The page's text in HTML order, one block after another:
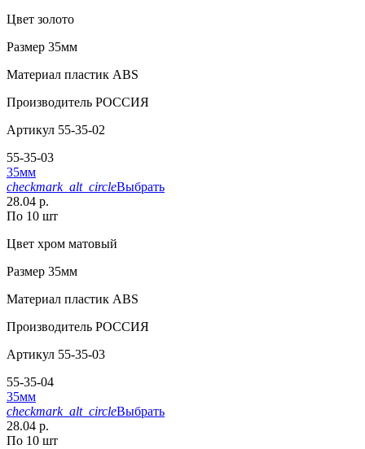
Цвет золото
Размер 35мм
Материал пластик АВS
Производитель РОССИЯ
Артикул 55-35-02
55-35-03
35мм
checkmark_alt_circleВыбрать
28.04 р.
По 10 шт
Цвет хром матовый
Размер 35мм
Материал пластик АВS
Производитель РОССИЯ
Артикул 55-35-03
55-35-04
35мм
checkmark_alt_circleВыбрать
28.04 р.
По 10 шт